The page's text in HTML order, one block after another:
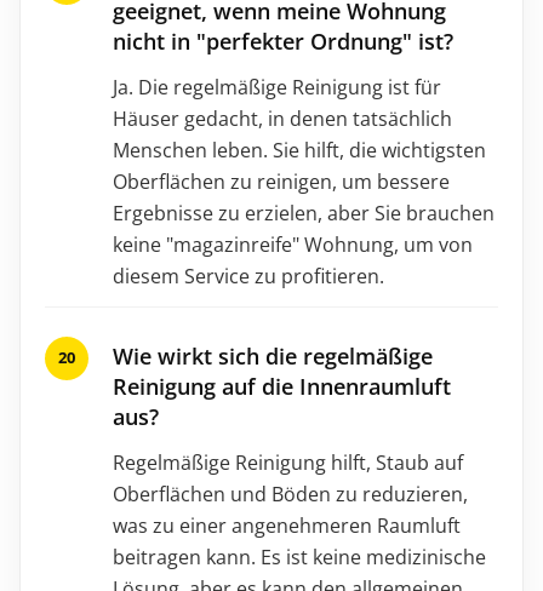
geeignet, wenn meine Wohnung
nicht in "perfekter Ordnung" ist?
Ja. Die regelmäßige Reinigung ist für
Häuser gedacht, in denen tatsächlich
Menschen leben. Sie hilft, die wichtigsten
Oberflächen zu reinigen, um bessere
Ergebnisse zu erzielen, aber Sie brauchen
keine "magazinreife" Wohnung, um von
diesem Service zu profitieren.
Wie wirkt sich die regelmäßige
Reinigung auf die Innenraumluft
aus?
Regelmäßige Reinigung hilft, Staub auf
Oberflächen und Böden zu reduzieren,
was zu einer angenehmeren Raumluft
beitragen kann. Es ist keine medizinische